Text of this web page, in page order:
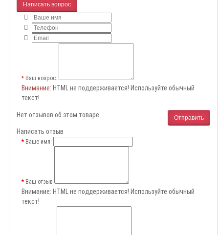
Написать вопрос
Ваш вопрос:
Внимание: HTML не поддерживается! Используйте обычный
текст!
Отправить
Нет отзывов об этом товаре.
Написать отзыв
Ваше имя:
Ваш отзыв
Внимание: HTML не поддерживается! Используйте обычный
текст!